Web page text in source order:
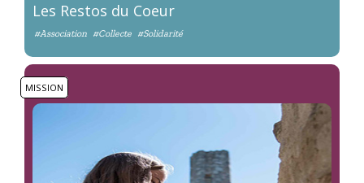
Les Restos du Coeur
#Association #Collecte #Solidarité
MISSION